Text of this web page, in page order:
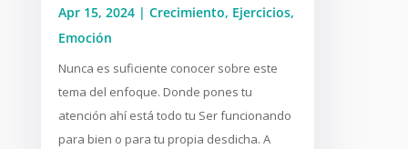
Apr 15, 2024| Crecimiento, Ejercicios,
Emoción
Nunca es suficiente conocer sobre este
tema del enfoque. Donde pones tu
atención ahí está todo tu Ser funcionando
para bien o para tu propia desdicha. A